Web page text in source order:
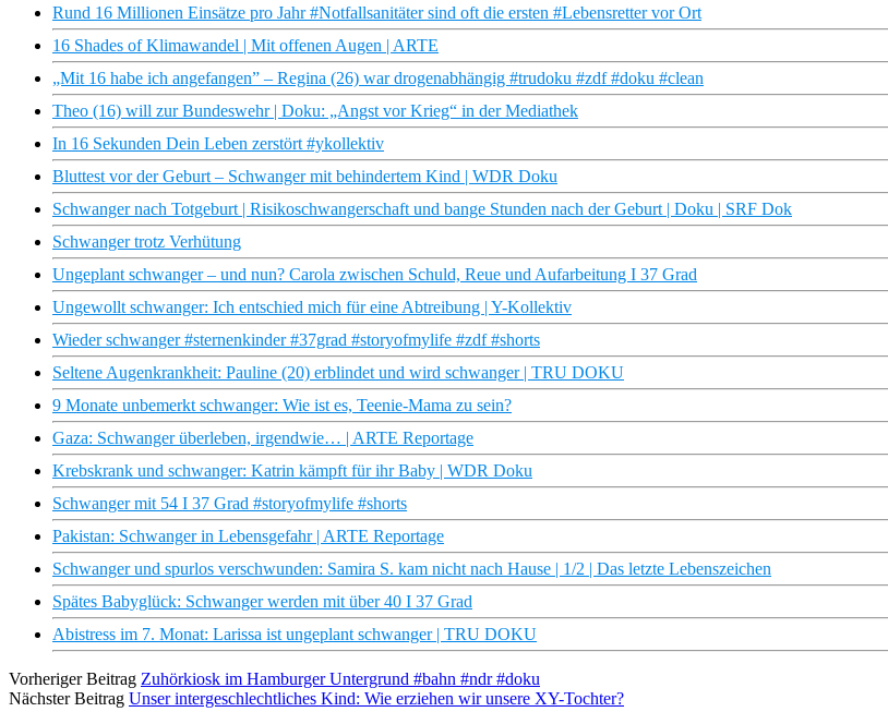
Rund 16 Millionen Einsätze pro Jahr #Notfallsanitäter sind oft die ersten #Lebensretter vor Ort
16 Shades of Klimawandel | Mit offenen Augen | ARTE
„Mit 16 habe ich angefangen” – Regina (26) war drogenabhängig #trudoku #zdf #doku #clean
Theo (16) will zur Bundeswehr | Doku: „Angst vor Krieg“ in der Mediathek
In 16 Sekunden Dein Leben zerstört #ykollektiv
Bluttest vor der Geburt – Schwanger mit behindertem Kind | WDR Doku
Schwanger nach Totgeburt | Risikoschwangerschaft und bange Stunden nach der Geburt | Doku | SRF Dok
Schwanger trotz Verhütung
Ungeplant schwanger – und nun? Carola zwischen Schuld, Reue und Aufarbeitung I 37 Grad
Ungewollt schwanger: Ich entschied mich für eine Abtreibung | Y-Kollektiv
Wieder schwanger #sternenkinder #37grad #storyofmylife #zdf #shorts
Seltene Augenkrankheit: Pauline (20) erblindet und wird schwanger | TRU DOKU
9 Monate unbemerkt schwanger: Wie ist es, Teenie-Mama zu sein?
Gaza: Schwanger überleben, irgendwie… | ARTE Reportage
Krebskrank und schwanger: Katrin kämpft für ihr Baby | WDR Doku
Schwanger mit 54 I 37 Grad #storyofmylife #shorts
Pakistan: Schwanger in Lebensgefahr | ARTE Reportage
Schwanger und spurlos verschwunden: Samira S. kam nicht nach Hause | 1/2 | Das letzte Lebenszeichen
Spätes Babyglück: Schwanger werden mit über 40 I 37 Grad
Abistress im 7. Monat: Larissa ist ungeplant schwanger | TRU DOKU
Vorheriger Beitrag Zuhörkiosk im Hamburger Untergrund #bahn #ndr #doku
Nächster Beitrag Unser intergeschlechtliches Kind: Wie erziehen wir unsere XY-Tochter?